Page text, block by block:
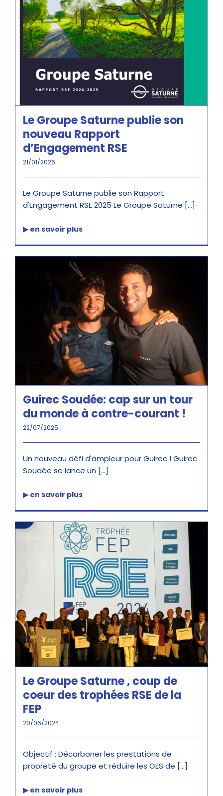
Le Groupe Saturne publie son
nouveau Rapport
d’Engagement RSE
21/01/2026
Le Groupe Saturne publie son Rapport
d'Engagement RSE 2025 Le Groupe Saturne [...]
Guirec Soudée: cap sur un tour
du monde à contre-courant !
22/07/2025
Un nouveau défi d'ampleur pour Guirec ! Guirec
Soudée se lance un [...]
Le Groupe Saturne , coup de
coeur des trophées RSE de la
FEP
20/06/2024
Objectif : Décarboner les prestations de
propreté du groupe et réduire les GES de [...]